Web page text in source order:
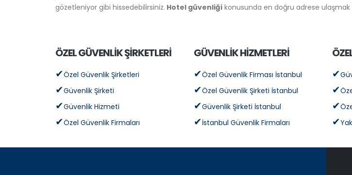
gözetleniyor gibi hissedebilirsiniz. Hotel güvenliği konusunda en doğru adrese ulaşmak
ÖZEL GÜVENLİK ŞİRKETLERİ
Özel Güvenlik Şirketleri
Güvenlik Şirketi
Güvenlik Hizmeti
Özel Güvenlik Firmaları
GÜVENLİK HİZMETLERİ
Özel Güvenlik Firması İstanbul
Özel Güvenlik Şirketi İstanbul
Güvenlik Şirketi İstanbul
İstanbul Güvenlik Firmaları